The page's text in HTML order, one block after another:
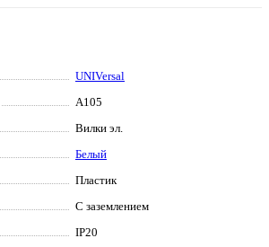
UNIVersal
А105
Вилки эл.
Белый
Пластик
С заземлением
IP20